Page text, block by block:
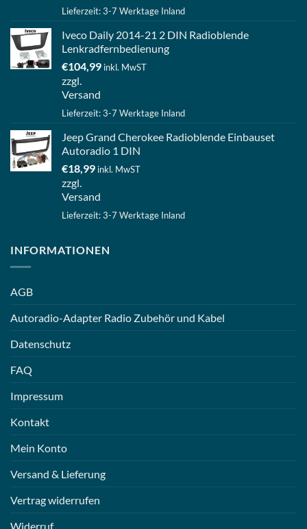
Lieferzeit: 3-7 Werktage Inland
Iveco Daily 2014-21 2 DIN Radioblende
Lenkradfernbedienung
€104,99 inkl. MwST
zzgl.
Versand
Lieferzeit: 3-7 Werktage Inland
Jeep Grand Cherokee Radioblende Einbauset
Autoradio 1 DIN
€18,99 inkl. MwST
zzgl.
Versand
Lieferzeit: 3-7 Werktage Inland
INFORMATIONEN
AGB
Autoradio-Adapter Radio Zubehör und Kabel
Datenschutz
FAQ
Impressum
Kontakt
Mein Konto
Versand & Lieferung
Vertrag widerrufen
Widerruf